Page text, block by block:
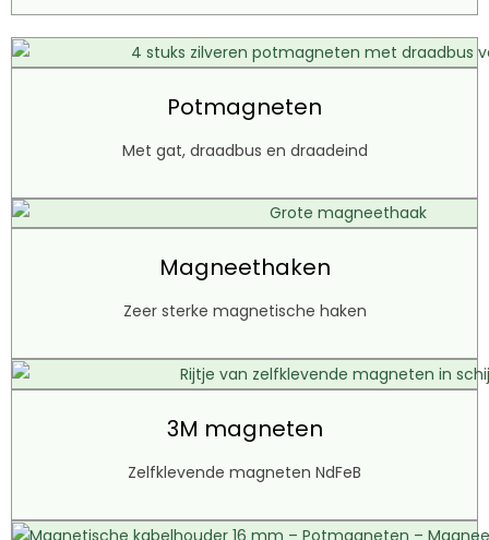
Potmagneten
Met gat, draadbus en draadeind
Magneethaken
Zeer sterke magnetische haken
3M magneten
Zelfklevende magneten NdFeB